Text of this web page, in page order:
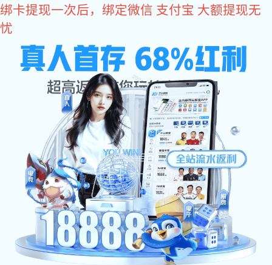
耀世娱乐
门窗配件
平开门双向天地插销 推拉门窗D型锁拉手